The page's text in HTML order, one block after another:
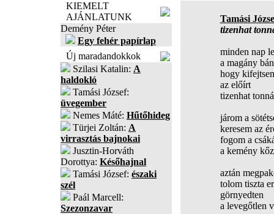
KIEMELT
AJÁNLATUNK
Demény Péter
Egy fehér papírlap
Új maradandokkok
Szilasi Katalin: A
haldokló
Tamási József:
üvegember
Nemes Máté: Hűtőhideg
Türjei Zoltán: A
virrasztás bajnokai
Jusztin-Horváth
Dorottya: Későhajnal
Tamási József: északi
szél
Paál Marcell:
Szezonzavar
Tamási
tizenhat
minden nap
a magány
hogy
az előírt
tizenhat
járom a
keresem az
fogom a
a kemény
aztán
tolom tiszta
görnyedten
a levegőtlen